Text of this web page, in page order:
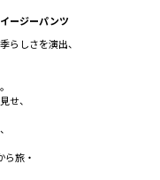
ージーパンツ
らしさを演出、
せ、
旅・